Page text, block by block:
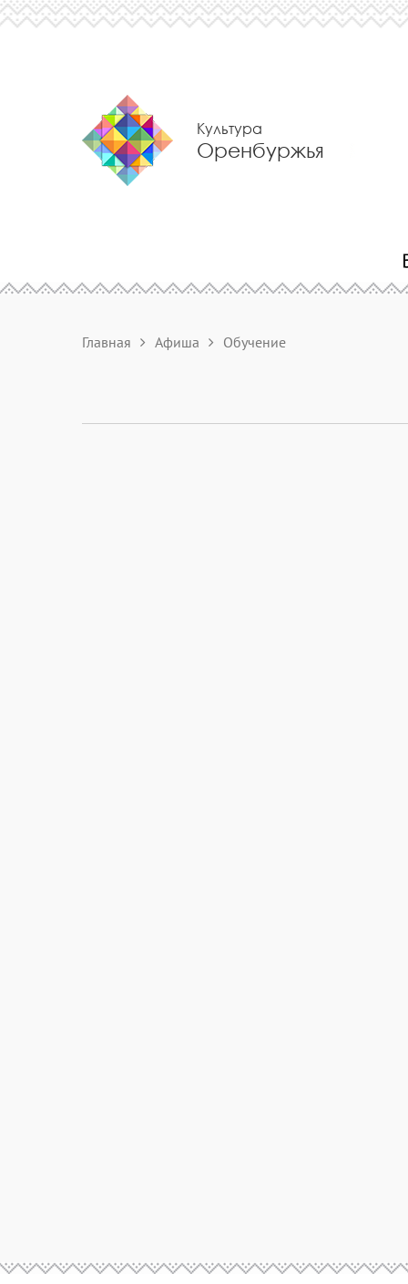
Культура
Оренбуржья
Главная Афиша Обучение